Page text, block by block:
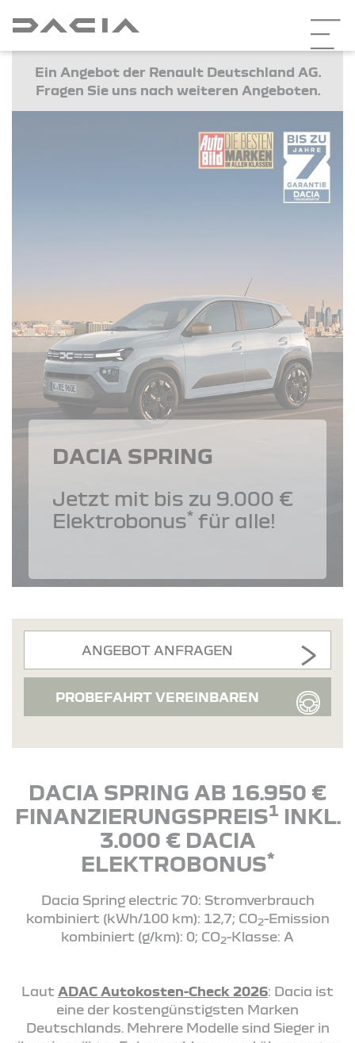
Ein Angebot der Renault Deutschland AG.
Fragen Sie uns nach weiteren Angeboten.
DACIA SPRING
Jetzt mit bis zu 9.000 €
Elektrobonus*für alle!
ANGEBOT ANFRAGEN
PROBEFAHRT VEREINBAREN
DACIA SPRING AB 16.950 €
FINANZIERUNGSPREIS1INKL.
3.000 € DACIA
ELEKTROBONUS*
Dacia Spring electric 70: Stromverbrauch
kombiniert (kWh/100 km): 12,7; CO2-Emission
kombiniert (g/km): 0; CO2-Klasse: A
Laut ADAC Autokosten-Check 2026: Dacia ist
eine der kostengünstigsten Marken
Deutschlands. Mehrere Modelle sind Sieger in